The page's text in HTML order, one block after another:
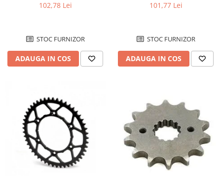
102,78 Lei
STOC FURNIZOR
ADAUGA IN COS
101,77 Lei
STOC FURNIZOR
ADAUGA IN COS